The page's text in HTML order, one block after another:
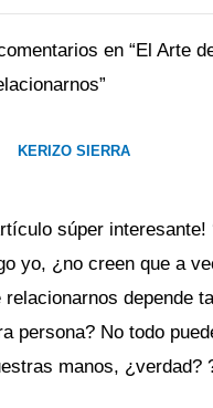
en “El Arte
KERIZO SIERRA
súper interesante!
yo, ¿no creen que a
relacionarnos depende
persona? No todo
manos, ¿verdad?